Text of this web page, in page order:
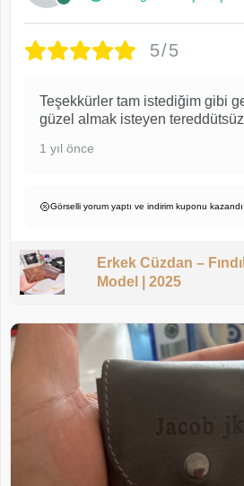
5/5
Teşekkürler tam istediğim gibi
güzel almak isteyen
1 yıl önce
Görselli yorum yaptı ve indirim kuponu kazandı
Erkek Cüzdan –
Model | 2025